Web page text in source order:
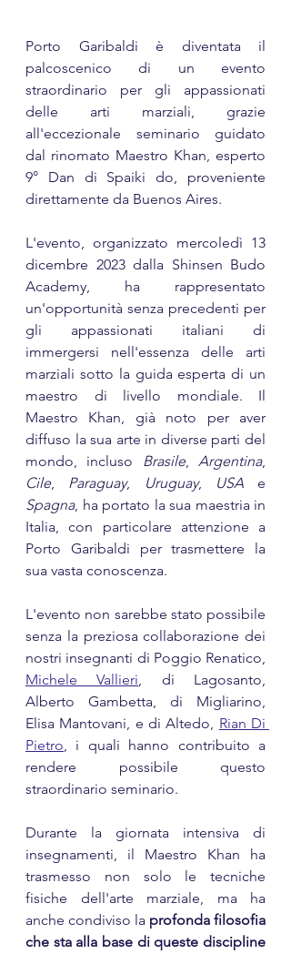
Porto Garibaldi è diventata il
palcoscenico di un evento
straordinario per gli appassionati
delle arti marziali, grazie
all'eccezionale seminario guidato
dal rinomato Maestro Khan, esperto
9° Dan di Spaiki do, proveniente
direttamente da Buenos Aires.
L'evento, organizzato mercoledì 13
dicembre 2023 dalla Shinsen Budo
Academy, ha rappresentato
un'opportunità senza precedenti per
gli appassionati italiani di
immergersi nell'essenza delle arti
marziali sotto la guida esperta di un
maestro di livello mondiale. Il
Maestro Khan, già noto per aver
diffuso la sua arte in diverse parti del
mondo, incluso Brasile, Argentina
Cile, Paraguay, Uruguay, USA
Spagna, ha portato la sua maestria in
Italia, con particolare attenzione a
Porto Garibaldi per trasmettere la
sua vasta conoscenza.
L'evento non sarebbe stato possibile
senza la preziosa collaborazione dei
Michele Vallieri, di Lagosanto,
Alberto Gambetta, di Migliarino,
Elisa Mantovani, e di Altedo, Rian Di
Pietro, i quali hanno contribuito a
rendere possibile questo
straordinario seminario.
Durante la giornata intensiva di
insegnamenti, il Maestro Khan ha
trasmesso non solo le tecniche
fisiche dell'arte marziale, ma ha
anche condiviso la profonda filosofia
che sta alla base di queste discipline